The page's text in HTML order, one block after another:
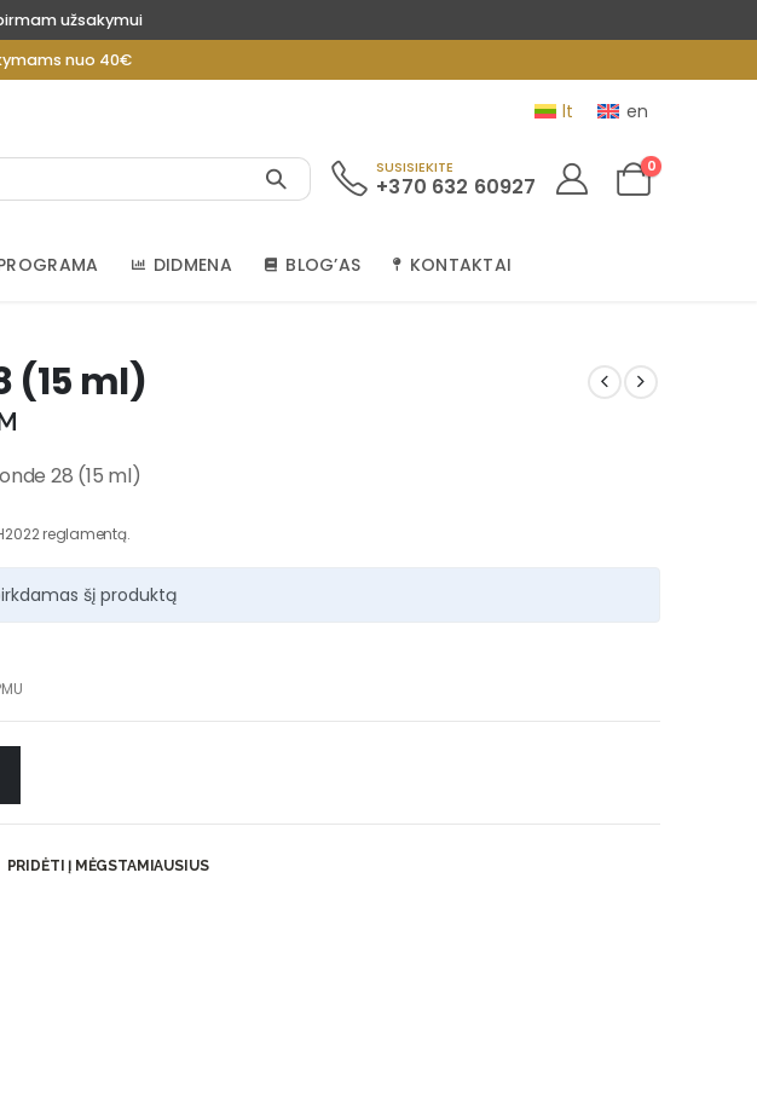
užsakymui
nuo 40€
lt en
SUSISIEKITE
+370 632 60927
0
DIDMENA BLOG’AS KONTAKTAI
(15 ml)
28 (15 ml)
reglamentą.
šį produktą
PRIDĖTI Į MĖGSTAMIAUSIUS